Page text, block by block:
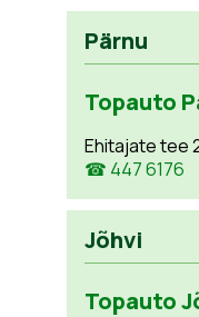
Pärnu
Topauto
Ehitajate tee
☎ 447 6176
Jõhvi
Topauto